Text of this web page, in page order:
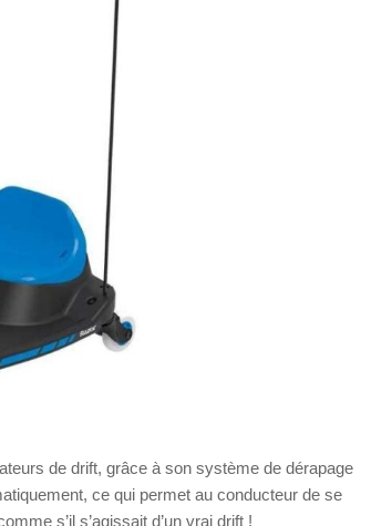
de drift, grâce à son système de dérapage
ce qui permet au conducteur de se
s’il s’agissait d’un vrai drift !